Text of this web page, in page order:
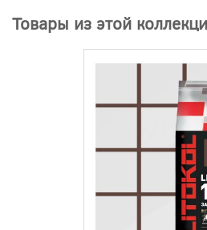
Товары из этой